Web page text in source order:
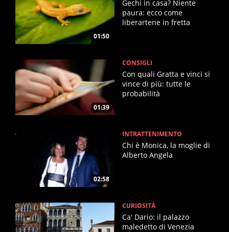
01:50
Gechi in casa? Niente
paura: ecco come
liberartene in fretta
01:39
CONSIGLI
Con quali Gratta e vinci si
vince di più: tutte le
probabilità
02:58
INTRATTENIMENTO
Chi è Monica, la moglie di
Alberto Angela
CURIOSITÀ
Ca' Dario: il palazzo
maledetto di Venezia